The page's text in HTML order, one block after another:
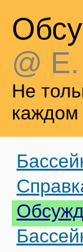
@
Не
каждом